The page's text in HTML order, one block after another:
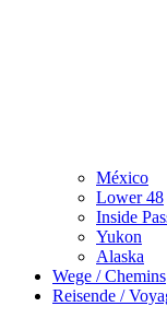
México
Lower 48
Inside
Yukon
Alaska
Wege / Chemins
Reisende /